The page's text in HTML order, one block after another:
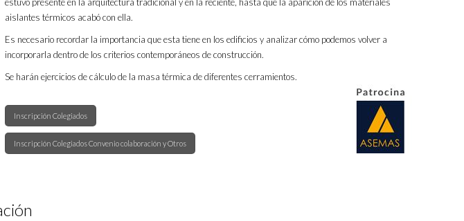
aislantes térmicos acabó con ella.
Es necesario recordar la importancia que esta tiene en los edificios y analizar cómo podemos volver a
incorporarla dentro de los criterios contemporáneos de construcción.
Se harán ejercicios de cálculo de la masa térmica de diferentes cerramientos.
Inscripción Colegiados
Inscripción Colegiados Convenio colaboración y Otros